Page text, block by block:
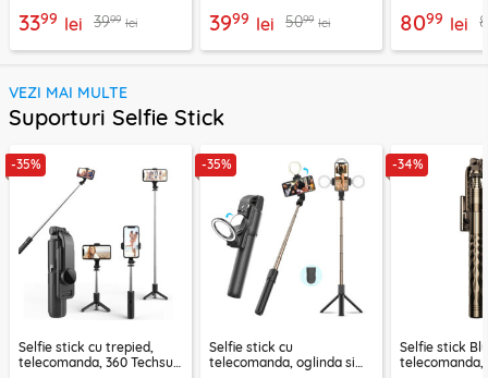
3399 lei 3999 lei
BH105. negru
3999 lei 5099 lei 8099 lei
VEZI MAI MULTE
Suporturi Selfie Stick
-35%
Selfie stick cu trepied,
telecomanda, 360 Techsuit
-35%
Selfie stick cu
telecomanda, oglinda si
-34%
Selfie stick
telecomanda,